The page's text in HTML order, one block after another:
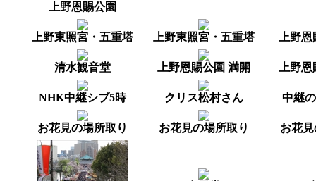
上野恩賜公園
上野東照宮・五重塔 上野東照宮・五重塔 上野
清水観音堂 上野恩賜公園 満開 上野
NHK中継シブ5時 クリス松村さん 中継
お花見の場所取り お花見の場所取り お花